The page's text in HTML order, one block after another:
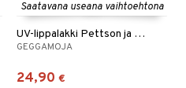
Saatavana useana vaihtoehtona
UV-lippalakki Pettson ja Findus Minttu
GEGGAMOJA
24,90 €